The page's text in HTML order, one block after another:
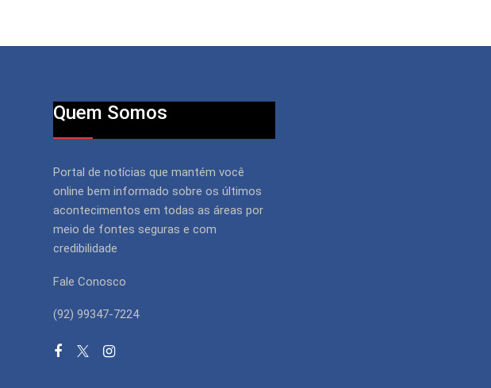
Quem Somos
Portal de notícias que mantém você
online bem informado sobre os últimos
acontecimentos em todas as áreas por
meio de fontes seguras e com
credibilidade
Fale Conosco
(92) 99347-7224